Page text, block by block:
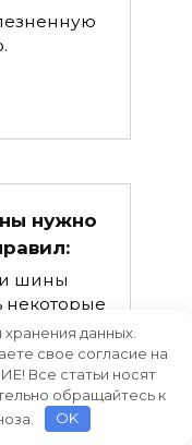
нужно
шины
некоторые
данных.
свое согласие на
Все статьи носят
обращайтесь к
OK